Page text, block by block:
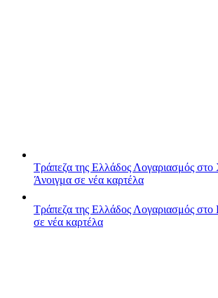
Τράπεζα της Ελλάδος Λογαριασμός
Άνοιγμα σε νέα καρτέλα
Τράπεζα της Ελλάδος Λογαριασμός στο
σε νέα καρτέλα